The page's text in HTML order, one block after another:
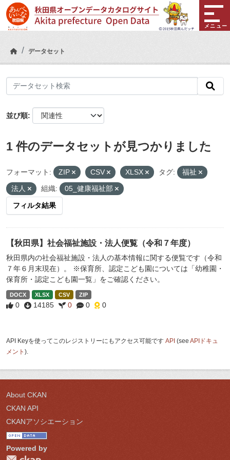
Skip to main content
メニュー
データセット
並び順
1 件のデータセットが見つかりました
フォーマット: ZIP CSV XLSX タグ:
福祉
法人
組織: 05_健康福祉部
フィルタ結果
【秋田県】社会福祉施設・法人便覧（令和７年度）
秋田県内の社会福祉施設・法人の基本情報に関する便覧です（令和
７年６月末現在）。 ※保育所、認定こども園については「幼稚園・
保育所・認定こども園一覧」をご確認ください。
DOCX XLSX CSV ZIP
0 14185 0 0 0
API Keyを使ってこのレジストリーにもアクセス可能です API (see APIドキュ
メント ).
About CKAN
CKAN API
CKANアソシエーション
Powered by